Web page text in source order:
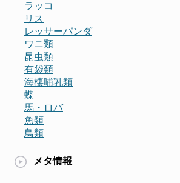
ラッコ
リス
レッサーパンダ
ワニ類
昆虫類
有袋類
海棲哺乳類
蝶
馬・ロバ
魚類
鳥類
メタ情報